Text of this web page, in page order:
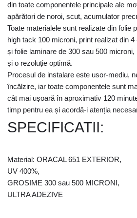
din toate componentele principale ale
apărători de noroi, scut, acumulator
Toate materialele sunt realizate din folie
high tack 100 microni, print realizat din
și folie laminare de 300 sau 500
și o rezoluție optimă.
Procesul de instalare este usor-mediu,
încălzire, iar toate componentele sunt
cât mai ușoară în aproximativ 120
timp pentru ea și acordă-i atenția
SPECIFICATII:
Material: ORACAL 651 EXTERIOR,
UV 400%,
GROSIME 300 sau 500 MICRONI,
ULTRA ADEZIVE